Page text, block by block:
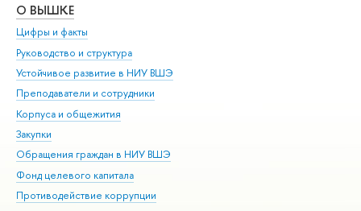
О ВЫШКЕ
Цифры и факты
Руководство и структура
Устойчивое развитие в НИУ ВШЭ
Преподаватели и сотрудники
Корпуса и общежития
Закупки
Обращения граждан в НИУ ВШЭ
Фонд целевого капитала
Противодействие коррупции